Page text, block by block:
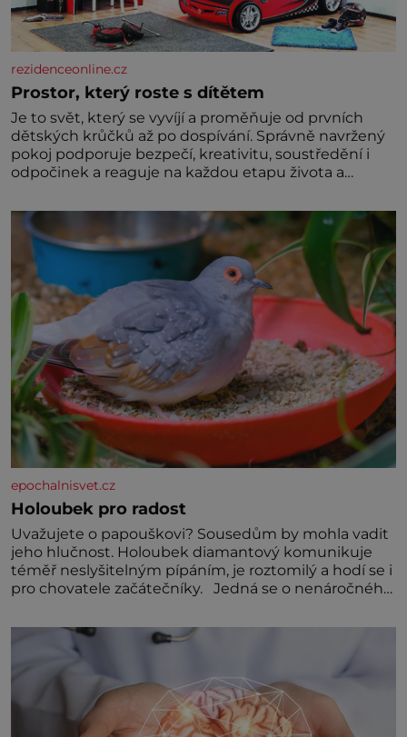
rezidenceonline.cz
Prostor, který roste s dítětem
Je to svět, který se vyvíjí a proměňuje od prvních
dětských krůčků až po dospívání. Správně navržený
pokoj podporuje bezpečí, kreativitu, soustředění i
odpočinek a reaguje na každou etapu života a
jednoduchost, měkkost a bezpečí, proto by pokoj
miminka měl působit především klidně a útulně.
Předškolní věk je
epochalnisvet.cz
Holoubek pro radost
Uvažujete o papouškovi? Sousedům by mohla vadit
jeho hlučnost. Holoubek diamantový komunikuje
téměř neslyšitelným pípáním, je roztomilý a hodí se i
pro chovatele začátečníky. Jedná se o nenáročného
Hodně času tráví na zemi, kde sbírá zbytky semínek
Jeho domovinou je prakticky celá Austrálie s
výjimkou pobřežní oblasti.